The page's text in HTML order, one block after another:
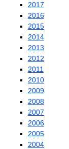
2017
2016
2015
2014
2013
2012
2011
2010
2009
2008
2007
2006
2005
2004